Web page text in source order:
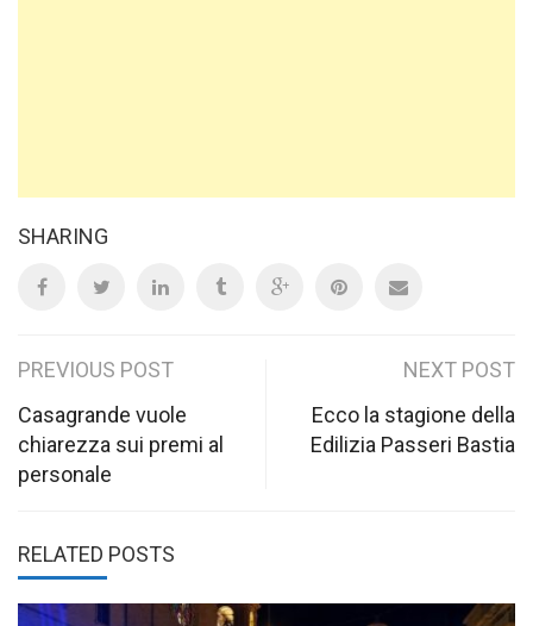
SHARING
Post
navigation
PREVIOUS POST
Casagrande vuole
chiarezza sui premi al
personale
NEXT POST
Ecco la stagione della
Edilizia Passeri Bastia
RELATED POSTS